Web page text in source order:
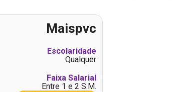
Maispvc
Escolaridade
Qualquer
Faixa Salarial
Entre 1 e 2 S.M.